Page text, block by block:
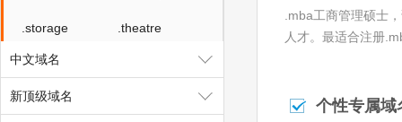
.storage .theatre
.luxe
.cyou
中文域名
新顶级域名
.mba工商管理硕士
人才。最适合注册
个性专属域